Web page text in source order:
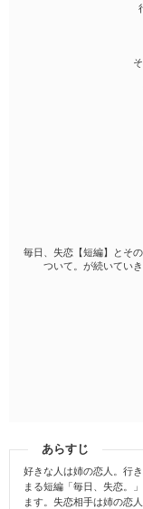
毎日、失恋【短編】とそ
ついて。が続いてい
あらすじ
好きな人は姉の恋人。行
まる短編「毎日、失恋。
ます。失恋相手は姉の恋